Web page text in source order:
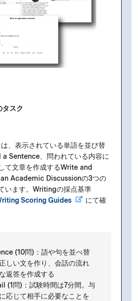
タスク
、表示されている単語を並び替
a Sentence、問われている内容に
て文章を作成するWrite and
Academic Discussionの3つの
います。Writingの採点基準
Scoring Guides
にて確
(10問)：語や句を並べ替
しい文を作り、会話の流れ
返答を作成する
(1問)：試験時間は7分間。与
応じて相手に必要なことを